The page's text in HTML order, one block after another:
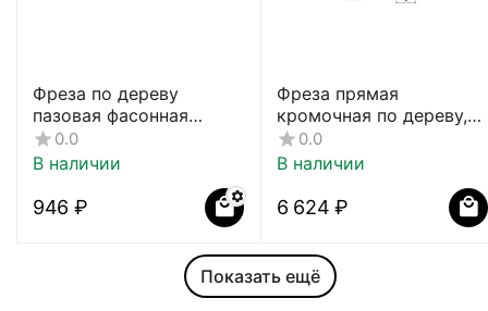
Фреза по дереву
пазовая фасонная
CTФ-2154
0.0
В наличии
‍946‍ ₽
Фреза прямая
кромочная по дереву,
8х19Dх40H мм, CTФ-121
0.0
В наличии
6 624 ₽
Показать ещё